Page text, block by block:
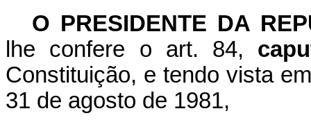
O PRESIDENTE DA
lhe confere o art. 84,
Constituição, e tendo vista
31 de agosto de 1981,